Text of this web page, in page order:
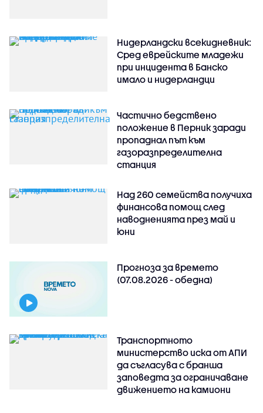
Нидерландски всекидневник:
Сред еврейските младежи
при инцидента в Банско
имало и нидерландци
Частично бедствено
положение в Перник заради
пропаднал път към
газоразпределителна
станция
Над 260 семейства получиха
финансова помощ след
наводненията през май и
юни
Прогноза за времето
(07.08.2026 - обедна)
Транспортното
министерство иска от АПИ
да съгласува с бранша
заповедта за ограничаване
движението на камиони